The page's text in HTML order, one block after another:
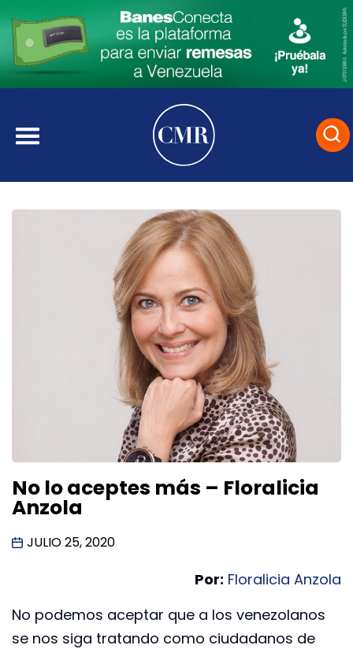
No lo aceptes más – Floralicia
Anzola
JULIO 25, 2020
Por: Floralicia Anzola
No podemos aceptar que a los venezolanos
se nos siga tratando como ciudadanos de